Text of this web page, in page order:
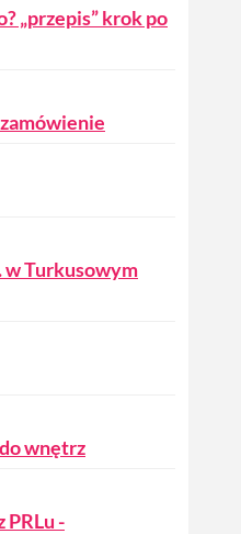
„przepis” krok po
w Turkusowym
wnętrz
PRLu -